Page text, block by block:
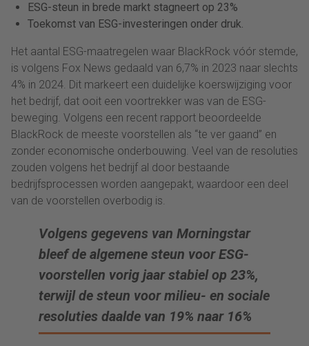
ESG-steun in brede markt stagneert op 23%
Toekomst van ESG-investeringen onder druk.
Het aantal ESG-maatregelen waar BlackRock vóór stemde,
is volgens Fox News gedaald van 6,7% in 2023 naar slechts
4% in 2024. Dit markeert een duidelijke koerswijziging voor
het bedrijf, dat ooit een voortrekker was van de ESG-
beweging. Volgens een recent rapport beoordeelde
BlackRock de meeste voorstellen als “te ver gaand” en
zonder economische onderbouwing. Veel van de resoluties
zouden volgens het bedrijf al door bestaande
bedrijfsprocessen worden aangepakt, waardoor een deel
van de voorstellen overbodig is.
Volgens gegevens van Morningstar
bleef de algemene steun voor ESG-
voorstellen vorig jaar stabiel op 23%,
terwijl de steun voor milieu- en sociale
resoluties daalde van 19% naar 16%